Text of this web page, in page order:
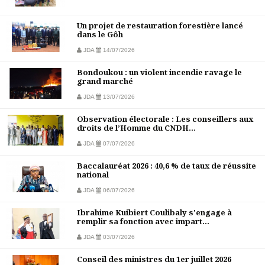
Un projet de restauration forestière lancé
dans le Gôh
JDA 14/07/2026
Bondoukou : un violent incendie ravage le
grand marché
JDA 13/07/2026
Observation électorale : Les conseillers aux
droits de l’Homme du CNDH...
JDA 07/07/2026
Baccalauréat 2026 : 40,6 % de taux de réussite
national
JDA 06/07/2026
Ibrahime Kuibiert Coulibaly s'engage à
remplir sa fonction avec impart...
JDA 03/07/2026
Conseil des ministres du 1er juillet 2026